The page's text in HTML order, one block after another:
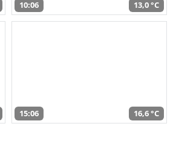
10:06 13,0 °C
15:06 16,6 °C